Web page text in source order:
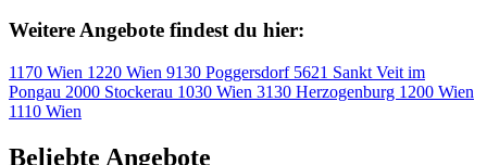
Weitere Angebote findest du hier:
1170 Wien 1220 Wien 9130 Poggersdorf 5621 Sankt Veit im
Pongau 2000 Stockerau 1030 Wien 3130 Herzogenburg 1200 Wien
1110 Wien
Beliebte Angebote